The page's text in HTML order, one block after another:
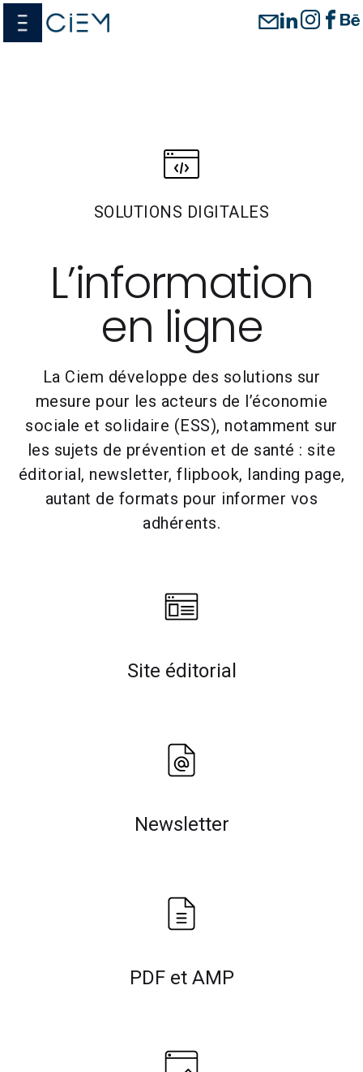
menu
SOLUTIONS DIGITALES
L’information
en ligne
La Ciem développe des solutions sur
mesure pour les acteurs de l’économie
sociale et solidaire (ESS), notamment sur
les sujets de prévention et de santé : site
éditorial, newsletter, flipbook, landing page,
autant de formats pour informer vos
adhérents.
Site éditorial
Newsletter
PDF et AMP